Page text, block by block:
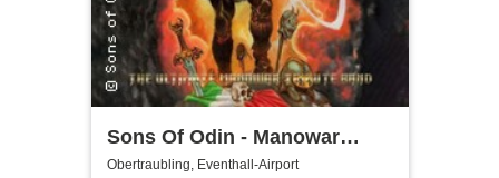
Sons Of Odin - Manowar
Tribute
Obertraubling, Eventhall-Airport